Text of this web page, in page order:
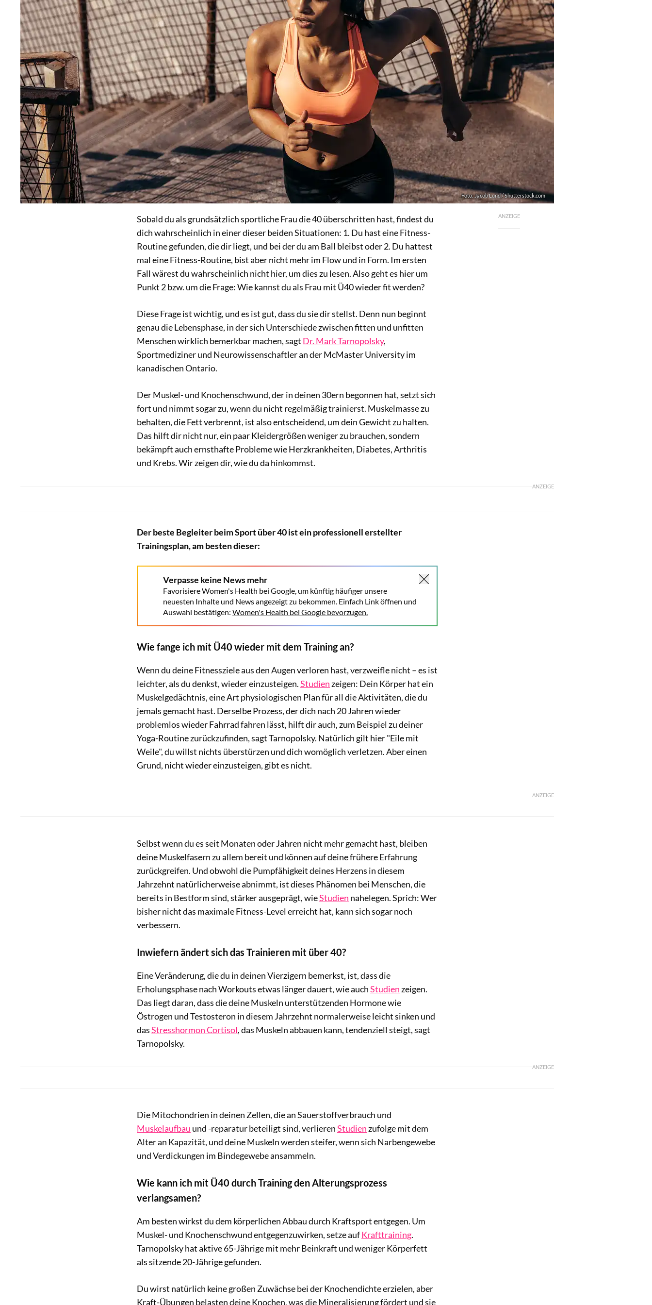
Foto: Jacob Lund / Shutterstock.com
ANZEIGE
Sobald du als grundsätzlich sportliche Frau die 40 überschritten hast, findest du
dich wahrscheinlich in einer dieser beiden Situationen: 1. Du hast eine Fitness-
Routine gefunden, die dir liegt, und bei der du am Ball bleibst oder 2. Du hattest
mal eine Fitness-Routine, bist aber nicht mehr im Flow und in Form. Im ersten
Fall wärest du wahrscheinlich nicht hier, um dies zu lesen. Also geht es hier um
Punkt 2 bzw. um die Frage: Wie kannst du als Frau mit Ü40 wieder fit werden?
Diese Frage ist wichtig, und es ist gut, dass du sie dir stellst. Denn nun beginnt
genau die Lebensphase, in der sich Unterschiede zwischen fitten und unfitten
Menschen wirklich bemerkbar machen, sagt Dr. Mark Tarnopolsky,
Sportmediziner und Neurowissenschaftler an der McMaster University im
kanadischen Ontario.
Der Muskel- und Knochenschwund, der in deinen 30ern begonnen hat, setzt sich
fort und nimmt sogar zu, wenn du nicht regelmäßig trainierst. Muskelmasse zu
behalten, die Fett verbrennt, ist also entscheidend, um dein Gewicht zu halten.
Das hilft dir nicht nur, ein paar Kleidergrößen weniger zu brauchen, sondern
bekämpft auch ernsthafte Probleme wie Herzkrankheiten, Diabetes, Arthritis
und Krebs. Wir zeigen dir, wie du da hinkommst.
ANZEIGE
Der beste Begleiter beim Sport über 40 ist ein professionell erstellter
Trainingsplan, am besten dieser:
Verpasse keine News mehr
Favorisiere Women's Health bei Google, um künftig häufiger unsere
neuesten Inhalte und News angezeigt zu bekommen. Einfach Link öffnen und
Auswahl bestätigen: Women's Health bei Google bevorzugen.
Wie fange ich mit Ü40 wieder mit dem Training an?
Wenn du deine Fitnessziele aus den Augen verloren hast, verzweifle nicht – es ist
leichter, als du denkst, wieder einzusteigen.Studienzeigen: Dein Körper hat ein
Muskelgedächtnis, eine Art physiologischen Plan für all die Aktivitäten, die du
jemals gemacht hast. Derselbe Prozess, der dich nach 20 Jahren wieder
problemlos wieder Fahrrad fahren lässt, hilft dir auch, zum Beispiel zu deiner
Yoga-Routine zurückzufinden, sagt Tarnopolsky. Natürlich gilt hier "Eile mit
Weile", du willst nichts überstürzen und dich womöglich verletzen. Aber einen
Grund, nicht wieder einzusteigen, gibt es nicht.
ANZEIGE
Selbst wenn du es seit Monaten oder Jahren nicht mehr gemacht hast, bleiben
deine Muskelfasern zu allem bereit und können auf deine frühere Erfahrung
zurückgreifen. Und obwohl die Pumpfähigkeit deines Herzens in diesem
Jahrzehnt natürlicherweise abnimmt, ist dieses Phänomen bei Menschen, die
bereits in Bestform sind, stärker ausgeprägt, wieStudien nahelegen. Sprich: Wer
bisher nicht das maximale Fitness-Level erreicht hat, kann sich sogar noch
verbessern.
Inwiefern ändert sich das Trainieren mit über 40?
Eine Veränderung, die du in deinen Vierzigern bemerkst, ist, dass die
Erholungsphase nach Workouts etwas länger dauert, wie auchStudienzeigen.
Das liegt daran, dass die deine Muskeln unterstützenden Hormone wie
Östrogen und Testosteron in diesem Jahrzehnt normalerweise leicht sinken und
dasStresshormon Cortisol, das Muskeln abbauen kann, tendenziell steigt, sagt
Tarnopolsky.
ANZEIGE
Die Mitochondrien in deinen Zellen, die an Sauerstoffverbrauch und
Muskelaufbau und -reparatur beteiligt sind, verlierenStudienzufolge mit dem
Alter an Kapazität, und deine Muskeln werden steifer, wenn sich Narbengewebe
und Verdickungen im Bindegewebe ansammeln.
Wie kann ich mit Ü40 durch Training den Alterungsprozess
verlangsamen?
Am besten wirkst du dem körperlichen Abbau durch Kraftsport entgegen. Um
Muskel- und Knochenschwund entgegenzuwirken, setze aufKrafttraining.
Tarnopolsky hat aktive 65-Jährige mit mehr Beinkraft und weniger Körperfett
als sitzende 20-Jährige gefunden.
Du wirst natürlich keine großen Zuwächse bei der Knochendichte erzielen, aber
Kraft-Übungen belasten deine Knochen, was die Mineralisierung fördert und sie